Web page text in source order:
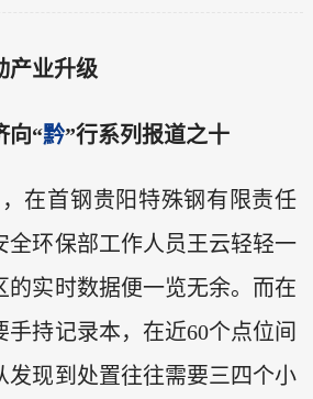
产业升级
“黔”行系列报道之十
首钢贵阳特殊钢有限责任
全环保部工作人员王云轻轻一
的实时数据便一览无余。而在
持记录本，在近60个点位间
发现到处置往往需要三四个小